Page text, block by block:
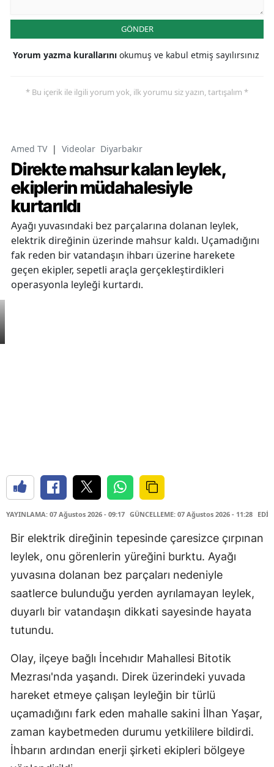
GÖNDER
Yorum yazma kurallarını okumuş ve kabul etmiş sayılırsınız
* Bu içerik ile ilgili yorum yok, ilk yorumu siz yazın, tartışalım *
Amed TV | Videolar Diyarbakır
Direkte mahsur kalan leylek,
ekiplerin müdahalesiyle
kurtarıldı
Ayağı yuvasındaki bez parçalarına dolanan leylek,
elektrik direğinin üzerinde mahsur kaldı. Uçamadığını
fak reden bir vatandaşın ihbarı üzerine harekete
geçen ekipler, sepetli araçla gerçekleştirdikleri
operasyonla leyleği kurtardı.
YAYINLAMA: 07 Ağustos 2026 - 09:17 GÜNCELLEME: 07 Ağustos 2026 - 11:28
Bir elektrik direğinin tepesinde çaresizce çırpınan
leylek, onu görenlerin yüreğini burktu. Ayağı
yuvasına dolanan bez parçaları nedeniyle
saatlerce bulunduğu yerden ayrılamayan leylek,
duyarlı bir vatandaşın dikkati sayesinde hayata
tutundu.
Olay, ilçeye bağlı İncehıdır Mahallesi Bitotik
Mezrası'nda yaşandı. Direk üzerindeki yuvada
hareket etmeye çalışan leyleğin bir türlü
uçamadığını fark eden mahalle sakini İlhan Yaşar,
zaman kaybetmeden durumu yetkililere bildirdi.
İhbarın ardından enerji şirketi ekipleri bölgeye